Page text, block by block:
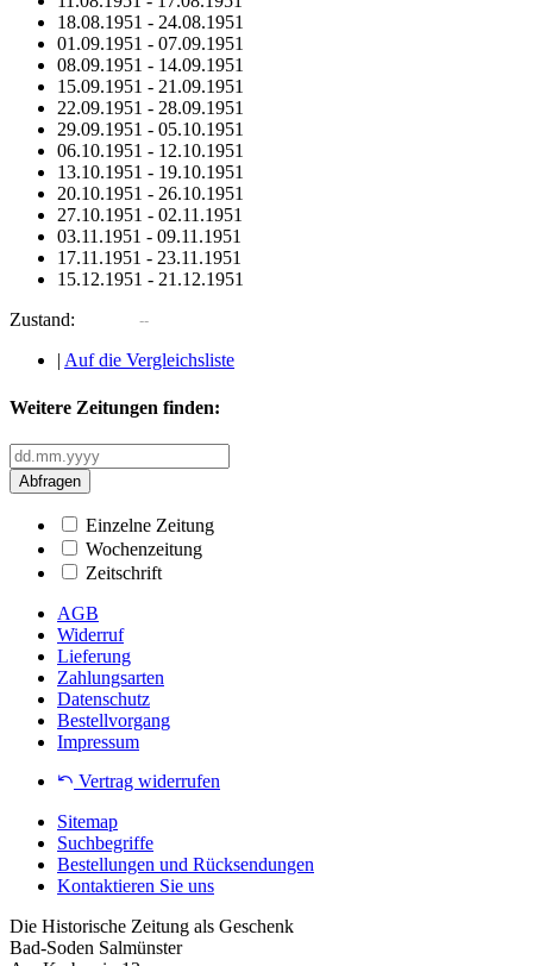
18.08.1951 - 24.08.1951
01.09.1951 - 07.09.1951
08.09.1951 - 14.09.1951
15.09.1951 - 21.09.1951
22.09.1951 - 28.09.1951
29.09.1951 - 05.10.1951
06.10.1951 - 12.10.1951
13.10.1951 - 19.10.1951
20.10.1951 - 26.10.1951
27.10.1951 - 02.11.1951
03.11.1951 - 09.11.1951
17.11.1951 - 23.11.1951
15.12.1951 - 21.12.1951
Zustand:
| Auf die Vergleichsliste
Weitere Zeitungen finden:
Abfragen
Einzelne Zeitung
Wochenzeitung
Zeitschrift
AGB
Widerruf
Lieferung
Zahlungsarten
Datenschutz
Bestellvorgang
Impressum
Vertrag widerrufen
Sitemap
Suchbegriffe
Bestellungen und Rücksendungen
Kontaktieren Sie uns
Die Historische Zeitung als Geschenk
Bad-Soden Salmünster